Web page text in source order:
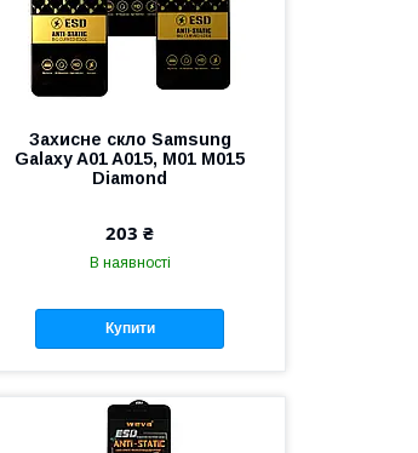
Захисне скло Samsung
Galaxy A01 A015, M01 M015
Diamond
203 ₴
В наявності
Купити